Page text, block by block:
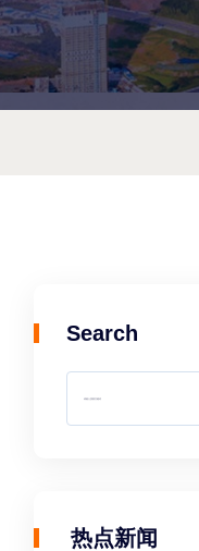
Search
热点新闻